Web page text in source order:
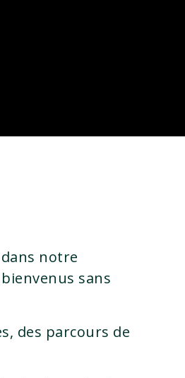
notre
sans
des parcours de